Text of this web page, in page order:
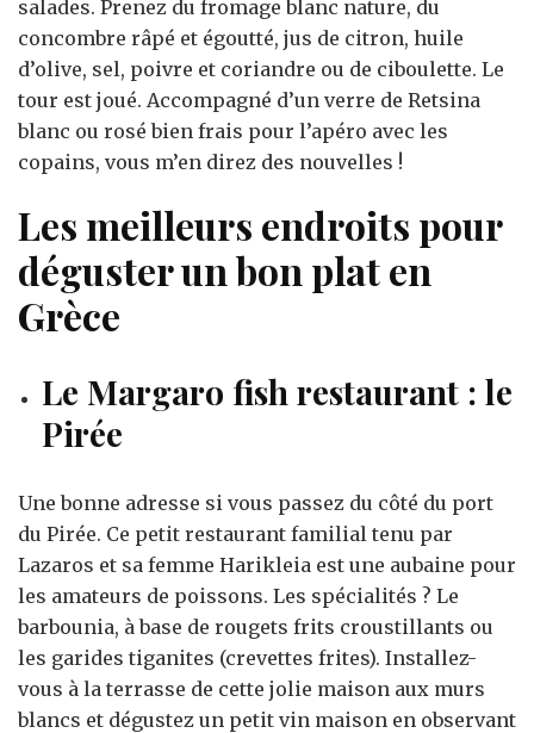
salades. Prenez du fromage blanc nature, du
concombre râpé et égoutté, jus de citron, huile
d’olive, sel, poivre et coriandre ou de ciboulette. Le
tour est joué. Accompagné d’un verre de Retsina
blanc ou rosé bien frais pour l’apéro avec les
copains, vous m’en direz des nouvelles !
Les meilleurs endroits pour
déguster un bon plat en
Grèce
Le Margaro fish restaurant : le
Pirée
Une bonne adresse si vous passez du côté du port
du Pirée. Ce petit restaurant familial tenu par
Lazaros et sa femme Harikleia est une aubaine pour
les amateurs de poissons. Les spécialités ? Le
barbounia, à base de rougets frits croustillants ou
les garides tiganites (crevettes frites). Installez-
vous à la terrasse de cette jolie maison aux murs
blancs et dégustez un petit vin maison en observant